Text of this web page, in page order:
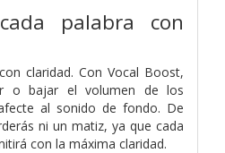
palabra con
claridad. Con Vocal Boost,
o bajar el volumen de los
al sonido de fondo. De
ni un matiz, ya que cada
con la máxima claridad.